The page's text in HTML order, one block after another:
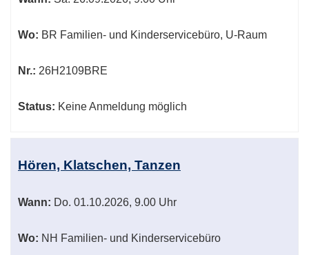
Wo: BR Familien- und Kinderservicebüro, U-Raum
Nr.: 26H2109BRE
Status: Keine Anmeldung möglich
Hören, Klatschen, Tanzen
Wann: Do. 01.10.2026, 9.00 Uhr
Wo: NH Familien- und Kinderservicebüro